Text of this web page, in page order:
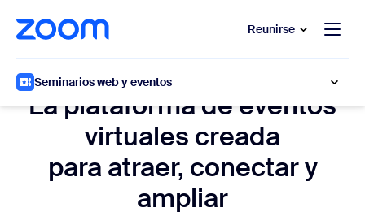
contenido principal
al chat de ayuda Reunirse
Seminarios web y eventos
La plataforma de eventos
virtuales creada
para atraer, conectar y
ampliar